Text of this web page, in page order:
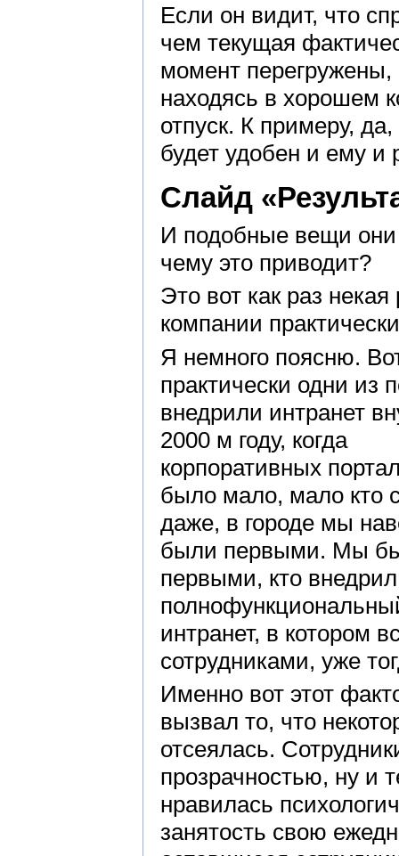
Если он видит, что
чем текущая
момент
находясь в хорошем
отпуск. К примеру,
будет удобен и ему и
Слайд
И подобные вещи они
чему это приводит?
Это вот как раз
компании
Я немного поясню.
практически одни из
внедрили интранет
2000 м году, когда
корпоративных
было мало, мало кто
даже, в городе мы
были первыми. Мы
первыми, кто внедрил
интранет, в котором
сотрудниками, уже
Именно вот этот
вызвал то, что
отсеялась.
прозрачностью, ну и
нравилась
занятость свою